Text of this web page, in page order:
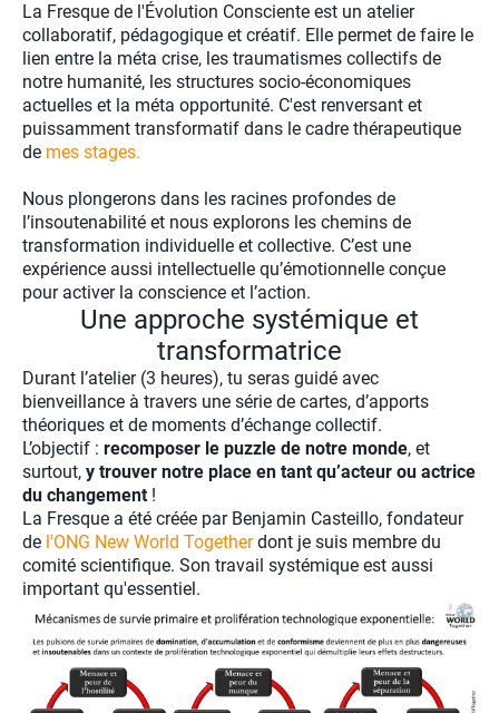
La Fresque de l'Évolution Consciente est un atelier
collaboratif, pédagogique et créatif. Elle permet de faire le
lien entre la méta crise, les traumatismes collectifs de
notre humanité, les structures socio-économiques
actuelles et la méta opportunité. C'est renversant et
puissamment transformatif dans le cadre thérapeutique
de mes stages.
Nous plongerons dans les racines profondes de
l’insoutenabilité et nous explorons les chemins de
transformation individuelle et collective. C’est une
expérience aussi intellectuelle qu’émotionnelle conçue
pour activer la conscience et l’action.
Une approche systémique et
transformatrice
Durant l’atelier (3 heures), tu seras guidé avec
bienveillance à travers une série de cartes, d’apports
théoriques et de moments d’échange collectif.
L’objectif : recomposer le puzzle de notre monde, et
surtout, y trouver notre place en tant qu’acteur ou actrice
du changement !
La Fresque a été créée par Benjamin Casteillo, fondateur
de l'ONG New World Togetherdont je suis membre du
comité scientifique. Son travail systémique est aussi
important qu'essentiel.